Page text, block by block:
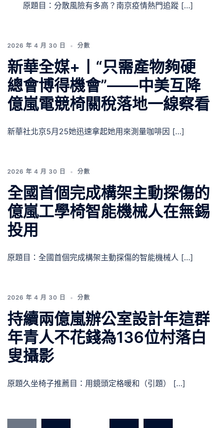
原題目：分散風險有多高？南京疫情熱門追蹤 […]
2026 年 4 月 30 日 分數
新華全媒+丨“只需產物夠硬
總會博得機會”——中美互降
億嵐電競椅關稅落地一線察看
新華社北京5月25她迅速拿起她用來測量咖啡因 […]
2026 年 4 月 30 日 分數
全國首個完成構架主動探傷的
億嵐工學椅智能機械人在無錫
投用
原題目：全國首個完成構架主動探傷的智能機械人 […]
2026 年 4 月 30 日 分數
持續兩億嵐辦公室設計年這群
年青人不花錢為136位村落白
叟攝影
原題久坐椅子推薦目：用鏡頭定格暖和（引題） […]